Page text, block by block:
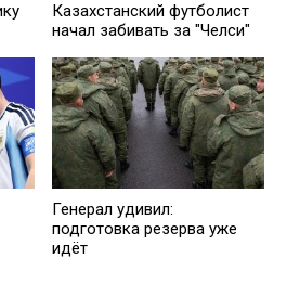
Казахстанский футболист
начал забивать за "Челси"
Генерал удивил:
подготовка резерва уже
идёт